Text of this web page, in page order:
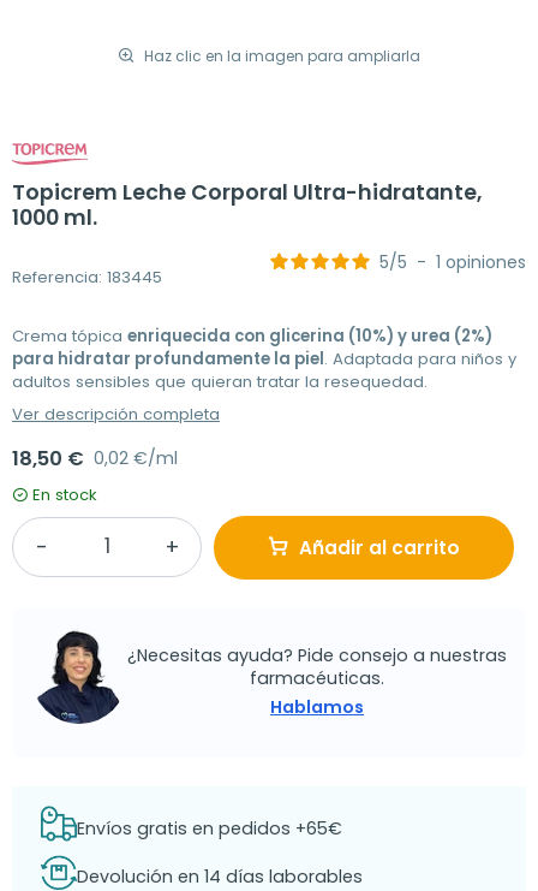
Haz clic en la imagen para ampliarla
Topicrem Leche Corporal Ultra-hidratante,
1000 ml.
Referencia: 183445
5/5 - 1 opiniones
Crema tópica enriquecida con glicerina (10%) y urea (2%)
para hidratar profundamente la piel. Adaptada para niños y
adultos sensibles que quieran tratar la resequedad.
Ver descripción completa
18,50 € 0,02 €/ml
En stock
Añadir al carrito
¿Necesitas ayuda? Pide consejo a nuestras
farmacéuticas.
Hablamos
Envíos gratis en pedidos +65€
Devolución en 14 días laborables